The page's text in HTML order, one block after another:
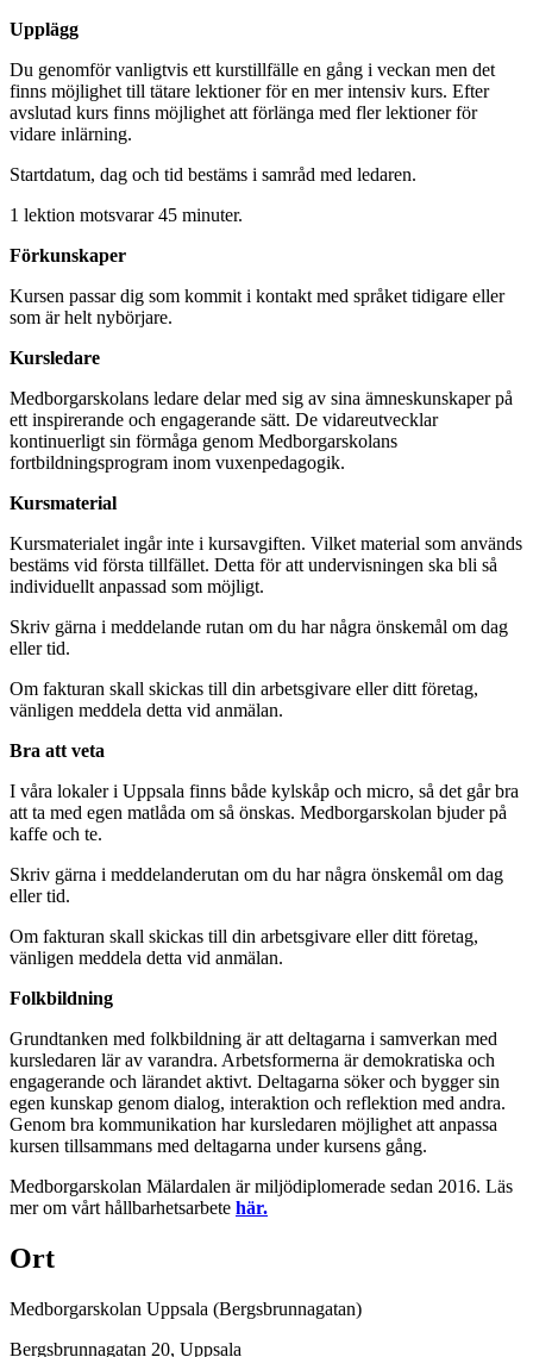
Upplägg
Du genomför vanligtvis ett kurstillfälle en gång i veckan men det
finns möjlighet till tätare lektioner för en mer intensiv kurs. Efter
avslutad kurs finns möjlighet att förlänga med fler lektioner för
vidare inlärning.
Startdatum, dag och tid bestäms i samråd med ledaren.
1 lektion motsvarar 45 minuter.
Förkunskaper
Kursen passar dig som kommit i kontakt med språket tidigare eller
som är helt nybörjare.
Kursledare
Medborgarskolans ledare delar med sig av sina ämneskunskaper på
ett inspirerande och engagerande sätt. De vidareutvecklar
kontinuerligt sin förmåga genom Medborgarskolans
fortbildningsprogram inom vuxenpedagogik.
Kursmaterial
Kursmaterialet ingår inte i kursavgiften. Vilket material som används
bestäms vid första tillfället. Detta för att undervisningen ska bli så
individuellt anpassad som möjligt.
Skriv gärna i meddelande rutan om du har några önskemål om dag
eller tid.
Om fakturan skall skickas till din arbetsgivare eller ditt företag,
vänligen meddela detta vid anmälan.
Bra att veta
I våra lokaler i Uppsala finns både kylskåp och micro, så det går bra
att ta med egen matlåda om så önskas. Medborgarskolan bjuder på
kaffe och te.
Skriv gärna i meddelanderutan om du har några önskemål om dag
eller tid.
Om fakturan skall skickas till din arbetsgivare eller ditt företag,
vänligen meddela detta vid anmälan.
Folkbildning
Grundtanken med folkbildning är att deltagarna i samverkan med
kursledaren lär av varandra. Arbetsformerna är demokratiska och
engagerande och lärandet aktivt. Deltagarna söker och bygger sin
egen kunskap genom dialog, interaktion och reflektion med andra.
Genom bra kommunikation har kursledaren möjlighet att anpassa
kursen tillsammans med deltagarna under kursens gång.
Medborgarskolan Mälardalen är miljödiplomerade sedan 2016. Läs
mer om vårt hållbarhetsarbete här.
Ort
Medborgarskolan Uppsala (Bergsbrunnagatan)
Bergsbrunnagatan 20, Uppsala